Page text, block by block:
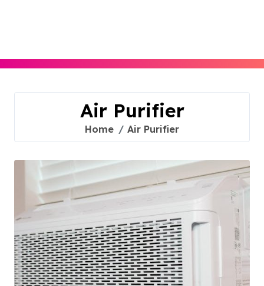
Air Purifier
Home Air Purifier